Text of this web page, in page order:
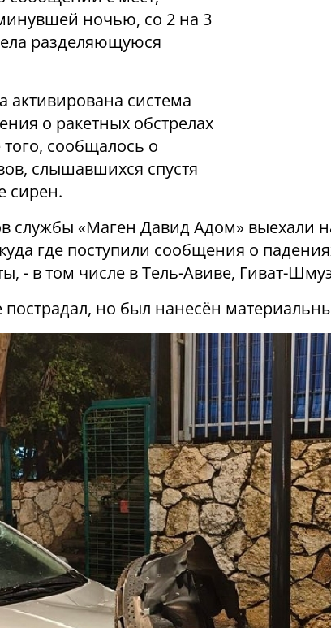
ночью, со 2 на 3
разделяющуюся
активирована система
о ракетных обстрелах
сообщалось о
слышавшихся спустя
сирен.
службы «Маген Давид Адом» выехали
где поступили сообщения о
- в том числе в Тель-Авиве, Гиват-
пострадал, но был нанесён